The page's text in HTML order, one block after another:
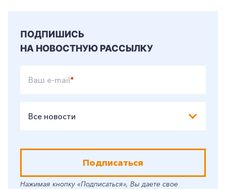
ПОДПИШИСЬ
НА НОВОСТНУЮ РАССЫЛКУ
Ваш e-mail*
Все новости
Подписаться
Нажимая кнопку «Подписаться», Вы даете свое